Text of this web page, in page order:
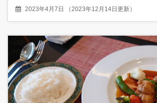
2023年4月7日 （2023年12月14日更新）